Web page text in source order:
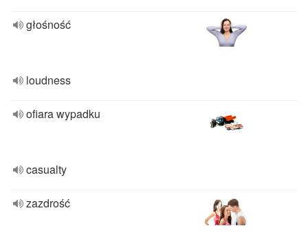
głośność
loudness
ofiara wypadku
casualty
zazdrość